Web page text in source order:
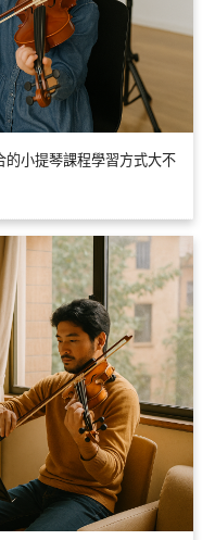
的小提琴課程學習方式大不